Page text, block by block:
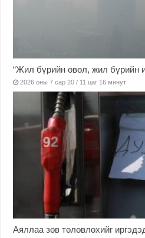
“Жил бүрийн өвөл, жил бүрийн
2026 оны 7 сар 20 / 11 цаг 16 минут
Аяллаа зөв төлөвлөхийг